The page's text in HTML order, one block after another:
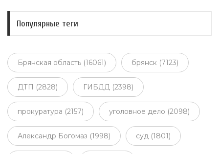
Популярные теги
Брянская область (16061) брянск (7123)
ДТП (2828) ГИБДД (2398)
прокуратура (2157) уголовное дело (2098)
Александр Богомаз (1998) суд (1801)